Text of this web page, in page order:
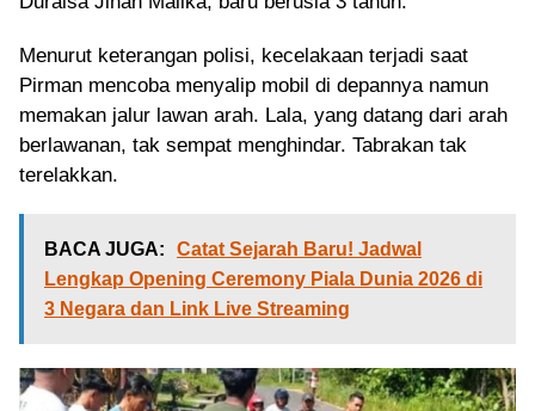
Menurut keterangan polisi, kecelakaan terjadi saat
Pirman mencoba menyalip mobil di depannya namun
memakan jalur lawan arah. Lala, yang datang dari arah
berlawanan, tak sempat menghindar. Tabrakan tak
terelakkan.
BACA JUGA:
Catat Sejarah Baru! Jadwal
Lengkap Opening Ceremony Piala Dunia 2026 di
3 Negara dan Link Live Streaming